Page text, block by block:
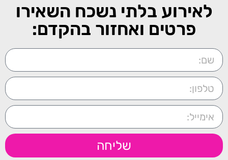
לאירוע בלתי נשכח השאירו
פרטים ואחזור בהקדם:
שליחה